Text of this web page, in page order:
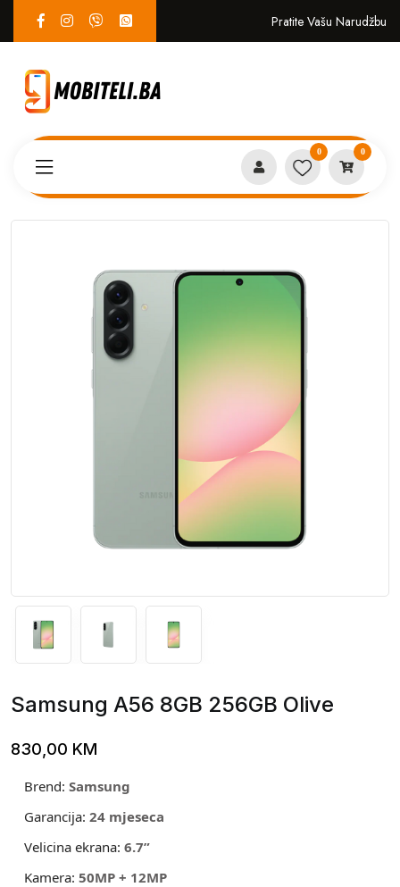
Pratite Vašu Narudžbu
0 0
Samsung A56 8GB 256GB Olive
Samsung A56 8GB 256GB Olive
830,00 KM
Brend: Samsung
Garancija: 24 mjeseca
Velicina ekrana: 6.7”
Kamera: 50MP + 12MP